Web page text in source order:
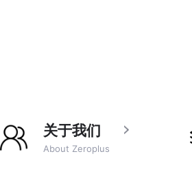
关于我们
About Zeroplus